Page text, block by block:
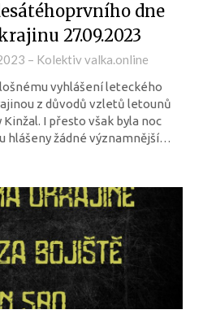
dne
27.09.2023
– Kolektiv valka.online
vyhlášení leteckého
z důvodů vzletů letounů
I přesto však byla noc
hlášeny žádné významnější…